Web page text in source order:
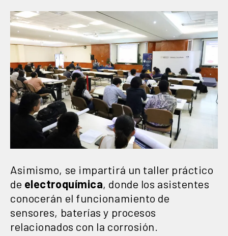
Asimismo, se impartirá un taller práctico
de electroquímica, donde los asistentes
conocerán el funcionamiento de
sensores, baterías y procesos
relacionados con la corrosión.